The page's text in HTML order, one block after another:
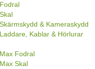
& Kameraskydd
Kablar & Hörlurar
Fodral
Skal